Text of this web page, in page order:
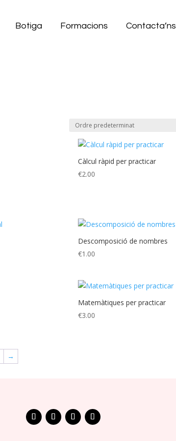
Botiga Formacions Contacta’ns
Càlcul ràpid per practicar
€2.00
Descomposició de nombres
€1.00
Matemàtiques per practicar
€3.00
→